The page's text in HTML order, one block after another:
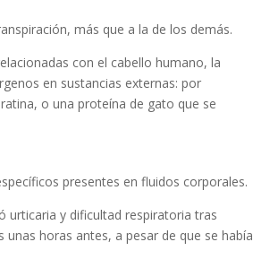
más que a la de los demás.
con el cabello humano, la
en sustancias externas: por
o una proteína de gato que se
presentes en fluidos corporales.
urticaria y dificultad respiratoria tras
horas antes, a pesar de que se había